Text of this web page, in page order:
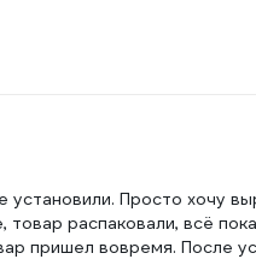
Просто хочу
распаковали, всё
пришел вовремя. После